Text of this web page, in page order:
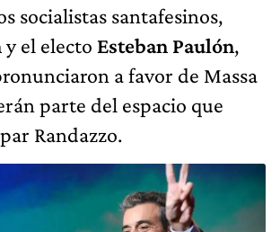
socialistas santafesinos,
y el electo Esteban Paulón,
a favor de Massa
parte del espacio que
Randazzo.